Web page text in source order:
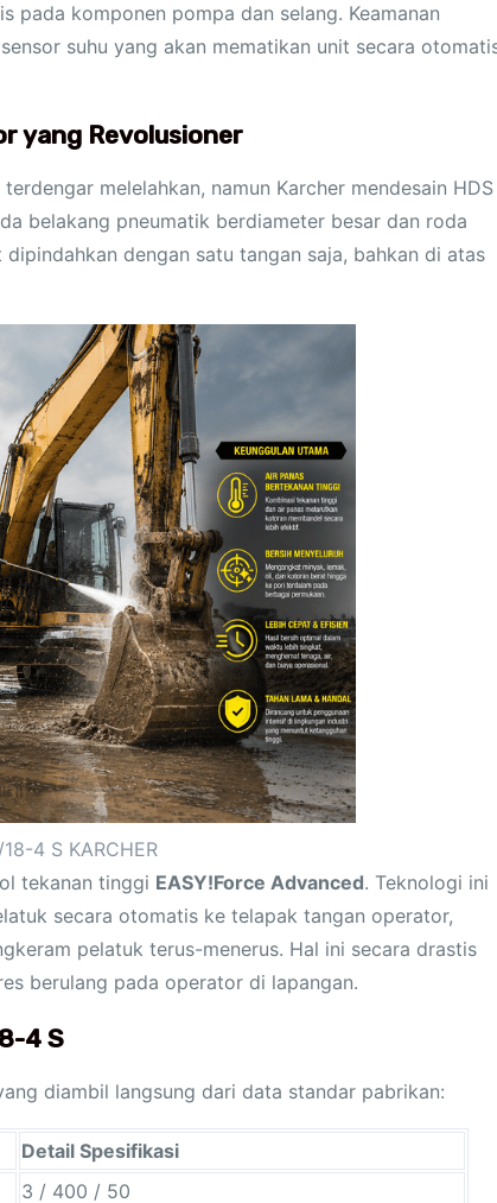
pada komponen pompa dan selang. Keamanan
suhu yang akan mematikan unit secara
yang Revolusioner
melelahkan, namun Karcher mendesain HDS
belakang pneumatik berdiameter besar dan roda
dengan satu tangan saja, bahkan di atas
4 S KARCHER
tekanan tinggi EASY!Force Advanced. Teknologi ini
secara otomatis ke telapak tangan operator,
pelatuk terus-menerus. Hal ini secara drastis
berulang pada operator di lapangan.
4 S
diambil langsung dari data standar pabrikan:
Detail Spesifikasi
3 / 400 / 50